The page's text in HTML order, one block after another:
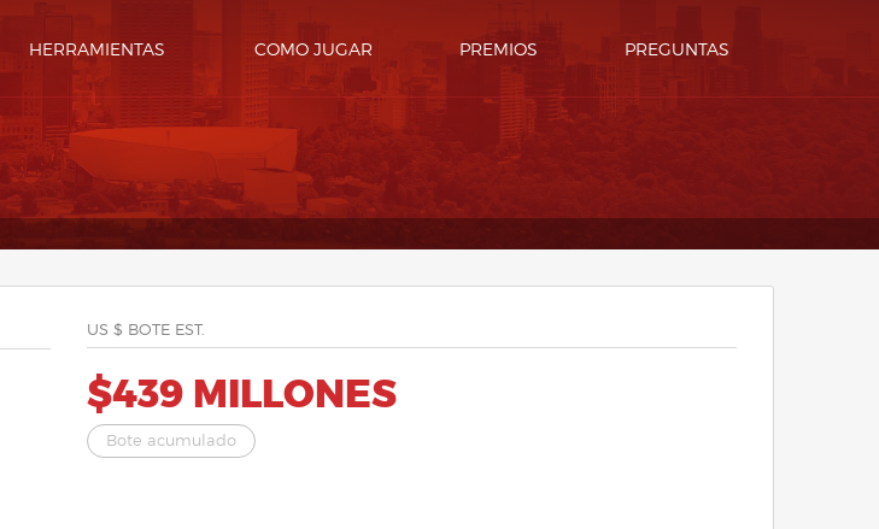
HERRAMIENTAS COMO JUGAR PREMIOS PREGUNTAS
US $ BOTE EST.
$439 MILLONES
Bote acumulado